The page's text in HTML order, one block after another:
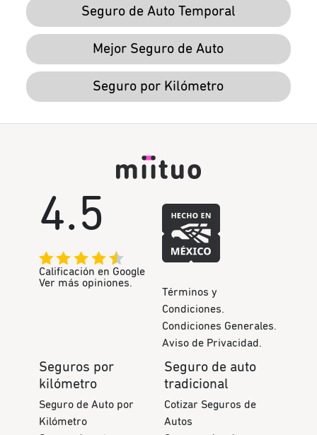
Seguro de Auto Temporal
Mejor Seguro de Auto
Seguro por Kilómetro
4.5
Calificación en Google
Ver más opiniones.
Términos y
Condiciones.
Condiciones Generales.
Aviso de Privacidad.
Seguros por
kilómetro
Seguro de Auto por
Kilómetro
Seguro de auto
tradicional
Cotizar Seguros de
Autos